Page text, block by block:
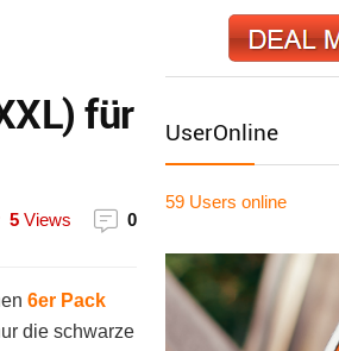
für
5 Views 0
6er Pack
die schwarze
UserOnline
59 Users online